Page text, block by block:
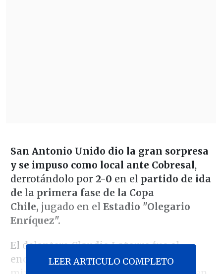
San Antonio Unido dio la gran sorpresa
y se impuso como local ante Cobresal,
derrotándolo por 2-0 en el partido de ida
de la primera fase de la Copa
Chile, jugado en el Estadio "Olegario
Enríquez".
El delanteroClaudio Latorrefue el
encargado de abrir el marcador en el
LEER ARTICULO COMPLETO